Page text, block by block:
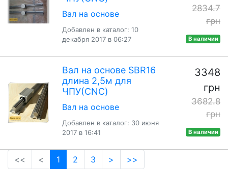
Вал на основе
Добавлен в каталог: 10
декабря 2017 в 06:27
2834.7
грн
В наличии
Вал на основе SBR16
длина 2,5м для
ЧПУ(CNC)
Вал на основе
Добавлен в каталог: 30 июня
2017 в 16:41
3348
грн
3682.8
грн
В наличии
<< < 1 (current)
2 3 > >>